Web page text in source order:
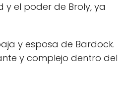
el poder de Broly, ya
y esposa de Bardock.
y complejo dentro del